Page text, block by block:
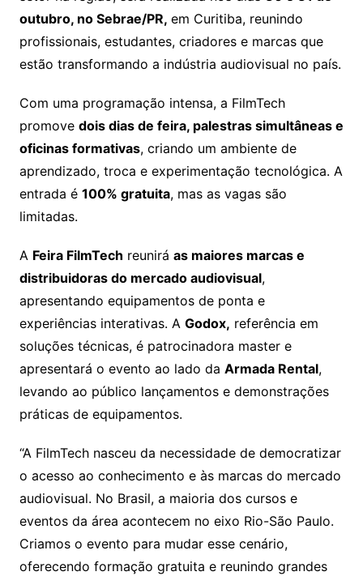
outubro, no Sebrae/PR, em Curitiba, reunindo
profissionais, estudantes, criadores e marcas que
estão transformando a indústria audiovisual no país.
Com uma programação intensa, a FilmTech
promove dois dias de feira, palestras simultâneas e
oficinas formativas, criando um ambiente de
aprendizado, troca e experimentação tecnológica. A
entrada é 100% gratuita, mas as vagas são
limitadas.
A Feira FilmTech reunirá as maiores marcas e
distribuidoras do mercado audiovisual,
apresentando equipamentos de ponta e
experiências interativas. A Godox, referência em
soluções técnicas, é patrocinadora master e
apresentará o evento ao lado da Armada Rental,
levando ao público lançamentos e demonstrações
práticas de equipamentos.
“A FilmTech nasceu da necessidade de democratizar
o acesso ao conhecimento e às marcas do mercado
audiovisual. No Brasil, a maioria dos cursos e
eventos da área acontecem no eixo Rio-São Paulo.
Criamos o evento para mudar esse cenário,
oferecendo formação gratuita e reunindo grandes